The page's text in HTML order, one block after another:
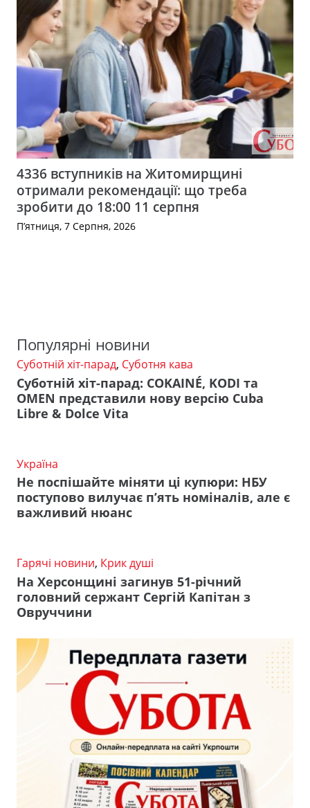
4336 вступників на Житомирщині
отримали рекомендації: що треба
зробити до 18:00 11 серпня
П’ятниця, 7 Серпня, 2026
Популярні новини
Суботній хіт-парад, Суботня кава
Суботній хіт-парад: COKAINÉ, KODI та
OMEN представили нову версію Cuba
Libre & Dolce Vita
Україна
Не поспішайте міняти ці купюри: НБУ
поступово вилучає п’ять номіналів, але є
важливий нюанс
Гарячі новини, Крик душі
На Херсонщині загинув 51-річний
головний сержант Сергій Капітан з
Овруччини